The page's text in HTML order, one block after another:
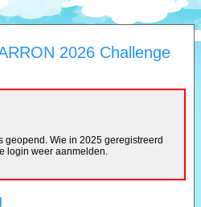
2026 Challenge
geopend. Wie in 2025 geregistreerd
login weer aanmelden.